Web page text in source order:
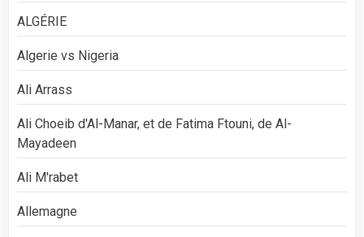
ALGÉRIE
Algerie vs Nigeria
Ali Arrass
Ali Choeib d'Al-Manar, et de Fatima Ftouni, de Al-
Mayadeen
Ali M'rabet
Allemagne